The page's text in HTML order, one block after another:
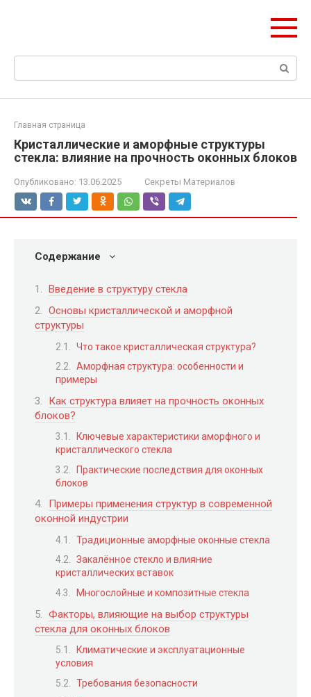
Поиск:
Главная страница
Кристаллические и аморфные структуры
стекла: влияние на прочность оконных блоков
Опубликовано: 13.06.2025 Секреты Материалов
Содержание
Введение в структуру стекла
Основы кристаллической и аморфной
структуры
Что такое кристаллическая структура?
Аморфная структура: особенности и
примеры
Как структура влияет на прочность оконных
блоков?
Ключевые характеристики аморфного и
кристаллического стекла
Практические последствия для оконных
блоков
Примеры применения структур в современной
оконной индустрии
Традиционные аморфные оконные стекла
Закалённое стекло и влияние
кристаллических вставок
Многослойные и композитные стекла
Факторы, влияющие на выбор структуры
стекла для оконных блоков
Климатические и эксплуатационные
условия
Требования безопасности